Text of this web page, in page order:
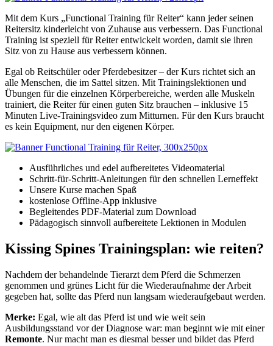
Mit dem Kurs „Functional Training für Reiter“ kann jeder seinen
Reitersitz kinderleicht von Zuhause aus verbessern. Das Functional
Training ist speziell für Reiter entwickelt worden, damit sie ihren
Sitz von zu Hause aus verbessern können.
Egal ob Reitschüler oder Pferdebesitzer – der Kurs richtet sich an
alle Menschen, die im Sattel sitzen. Mit Trainingslektionen und
Übungen für die einzelnen Körperbereiche, werden alle Muskeln
trainiert, die Reiter für einen guten Sitz brauchen – inklusive 15
Minuten Live-Trainingsvideo zum Mitturnen. Für den Kurs braucht
es kein Equipment, nur den eigenen Körper.
Ausführliches und edel aufbereitetes Videomaterial
Schritt-für-Schritt-Anleitungen für den schnellen Lerneffekt
Unsere Kurse machen Spaß
kostenlose Offline-App inklusive
Begleitendes PDF-Material zum Download
Pädagogisch sinnvoll aufbereitete Lektionen in Modulen
Kissing Spines Trainingsplan: wie reiten?
Nachdem der behandelnde Tierarzt dem Pferd die Schmerzen
genommen und grünes Licht für die Wiederaufnahme der Arbeit
gegeben hat, sollte das Pferd nun langsam wiederaufgebaut werden.
Merke: Egal, wie alt das Pferd ist und wie weit sein
Ausbildungsstand vor der Diagnose war: man beginnt wie mit einer
Remonte. Nur macht man es diesmal besser und bildet das Pferd